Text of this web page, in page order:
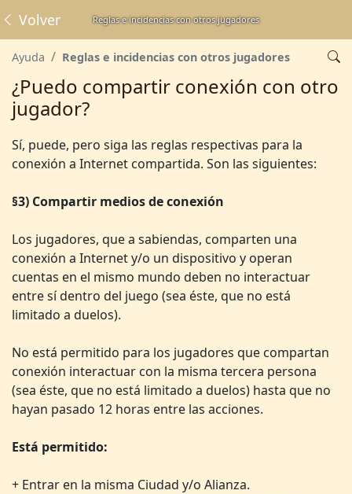
Reglas e incidencias con otros jugadores
Volver
Ayuda Reglas e incidencias con otros jugadores
¿Puedo compartir conexión con otro
jugador?
Sí, puede, pero siga las reglas respectivas para la
conexión a Internet compartida. Son las siguientes:
§3) Compartir medios de conexión
Los jugadores, que a sabiendas, comparten una
conexión a Internet y/o un dispositivo y operan
cuentas en el mismo mundo deben no interactuar
entre sí dentro del juego (sea éste, que no está
limitado a duelos).
No está permitido para los jugadores que compartan
conexión interactuar con la misma tercera persona
(sea éste, que no está limitado a duelos) hasta que no
hayan pasado 12 horas entre las acciones.
Está permitido:
+ Entrar en la misma Ciudad y/o Alianza.